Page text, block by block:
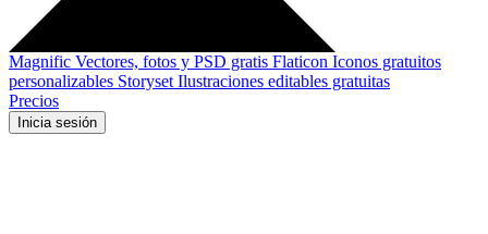
Magnific Vectores, fotos y PSD gratis Flaticon Iconos gratuitos
personalizables Storyset Ilustraciones editables gratuitas
Precios
Inicia sesión